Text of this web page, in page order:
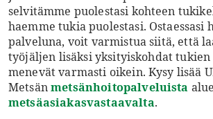
selvitämme puolestasi kohteen
haemme tukia puolestasi. Ostaessasi
palveluna, voit varmistua siitä, että
työjäljen lisäksi yksityiskohdat tukien
menevät varmasti oikein. Kysy lisää
Metsänmetsänhoitopalveluista
metsäasiakasvastaavalta.